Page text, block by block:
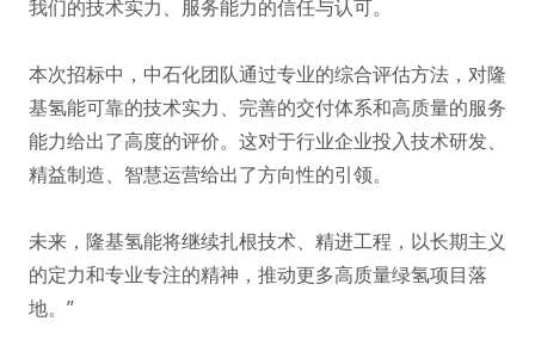
我们的技术实力、服务能力的信任与认可。
本次招标中，中石化团队通过专业的综合评估方法，对隆
基氢能可靠的技术实力、完善的交付体系和高质量的服务
能力给出了高度的评价。这对于行业企业投入技术研发、
精益制造、智慧运营给出了方向性的引领。
未来，隆基氢能将继续扎根技术、精进工程，以长期主义
的定力和专业专注的精神，推动更多高质量绿氢项目落
地。”